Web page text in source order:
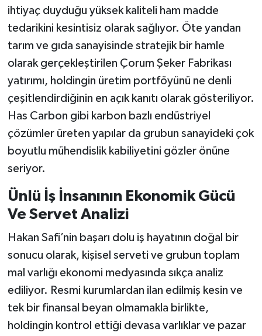
ihtiyaç duyduğu yüksek kaliteli ham madde
tedarikini kesintisiz olarak sağlıyor. Öte yandan
tarım ve gıda sanayisinde stratejik bir hamle
olarak gerçekleştirilen Çorum Şeker Fabrikası
yatırımı, holdingin üretim portföyünü ne denli
çeşitlendirdiğinin en açık kanıtı olarak gösteriliyor.
Has Carbon gibi karbon bazlı endüstriyel
çözümler üreten yapılar da grubun sanayideki çok
boyutlu mühendislik kabiliyetini gözler önüne
seriyor.
Ünlü İş İnsanının Ekonomik Gücü
Ve Servet Analizi
Hakan Safi’nin başarı dolu iş hayatının doğal bir
sonucu olarak, kişisel serveti ve grubun toplam
mal varlığı ekonomi medyasında sıkça analiz
ediliyor. Resmi kurumlardan ilan edilmiş kesin ve
tek bir finansal beyan olmamakla birlikte,
holdingin kontrol ettiği devasa varlıklar ve pazar